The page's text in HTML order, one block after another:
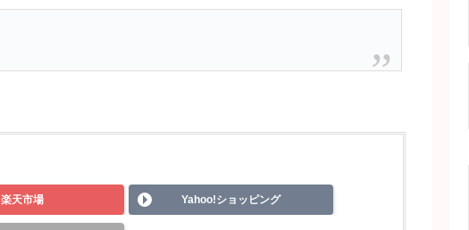
楽天市場 Yahoo!ショッピング